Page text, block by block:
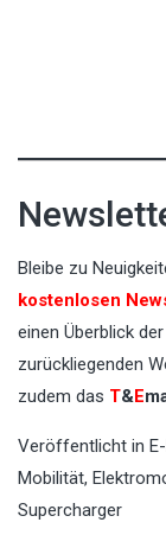
Bleibe zu
kostenlosen
einen Überblick
zurückliegenden
zudem das T&E
Veröffentlicht in
Mobilität,
Supercharger